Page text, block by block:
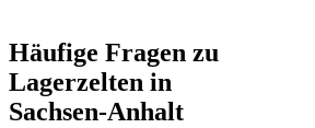
Häufige Fragen zu
Lagerzelten in
Sachsen-Anhalt